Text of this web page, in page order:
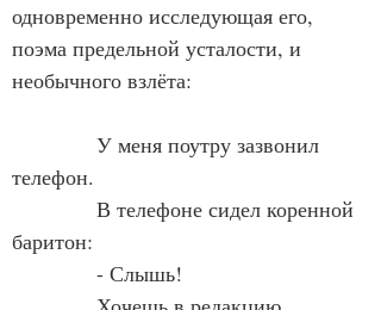
одновременно исследующая его,
поэма предельной усталости, и
необычного взлёта:
У меня поутру зазвонил
телефон.
В телефоне сидел коренной
баритон:
- Слышь!